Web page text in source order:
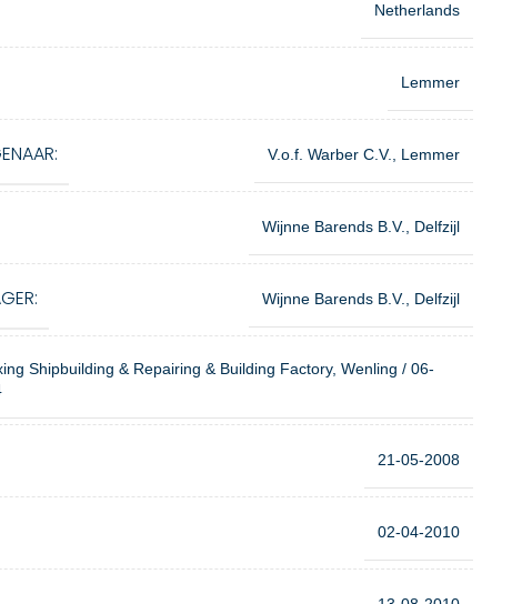
Netherlands
Lemmer
V.o.f. Warber C.V., Lemmer
Wijnne Barends B.V., Delfzijl
Wijnne Barends B.V., Delfzijl
Shipbuilding & Repairing & Building Factory, Wenling / 06-
21-05-2008
02-04-2010